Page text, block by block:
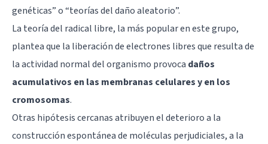
genéticas” o “teorías del daño aleatorio”.
La teoría del radical libre, la más popular en este grupo,
plantea que la liberación de electrones libres que resulta de
la actividad normal del organismo provoca daños
acumulativos en las membranas celulares y en los
cromosomas.
Otras hipótesis cercanas atribuyen el deterioro a la
construcción espontánea de moléculas perjudiciales, a la